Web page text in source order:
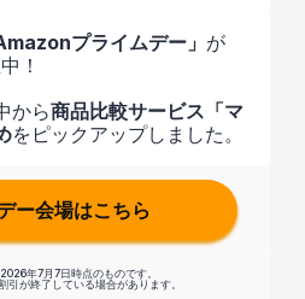
プライムデー」 が
！
から商品比較サービス「マ
をピックアップしました。
ー会場はこちら
年7月7日時点のものです。
引が終了している場合があります。